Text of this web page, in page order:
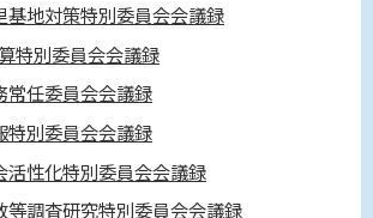
地対策特別委員会会議録
特別委員会会議録
任委員会会議録
別委員会会議録
性化特別委員会会議録
調査研究特別委員会会議録